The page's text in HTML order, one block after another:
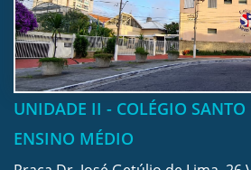
UNIDADE II - COLÉGIO
ENSINO MÉDIO